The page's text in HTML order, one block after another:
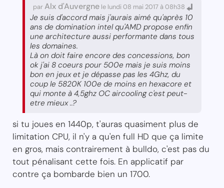
parAlx d'Auvergne le lundi 08 mai 2017 à 08h38
Je suis d'accord mais j'aurais aimé qu'après 10
ans de domination intel qu'AMD propose enfin
une architecture aussi performante dans tous
les domaines.
Là on doit faire encore des concessions, bon
ok j'ai 8 coeurs pour 500e mais je suis moins
bon en jeux et je dépasse pas les 4Ghz, du
coup le 5820K 100e de moins en hexacore et
qui monte à 4,5ghz OC aircooling c'est peut-
etre mieux ..?
si tu joues en 1440p, t'auras quasiment plus de
limitation CPU, il n'y a qu'en full HD que ça limite
en gros, mais contrairement à bulldo, c'est pas du
tout pénalisant cette fois. En applicatif par
contre ça bombarde bien un 1700.